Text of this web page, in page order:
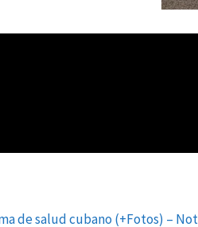
de salud cubano (+Fotos) –